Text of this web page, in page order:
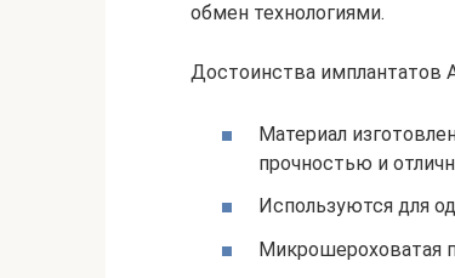
обмен технологиями.
Достоинства имплантатов
Материал
прочностью и
Используются для
Микрошероховатая